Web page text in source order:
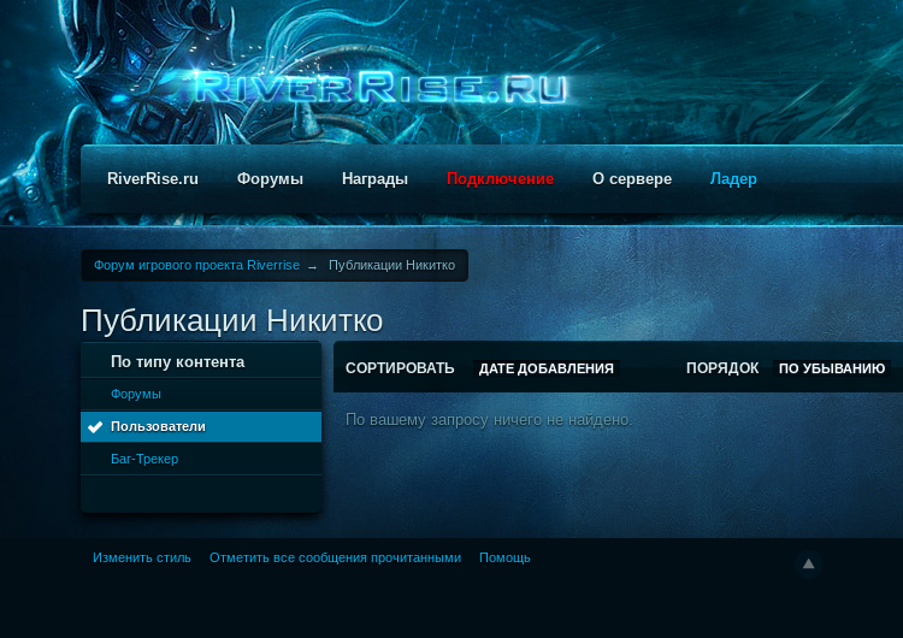
RiverRise.ru Форумы Награды Подключение О сервере Ладер
Форум игрового проекта Riverrise → Публикации Никитко
Публикации Никитко
По типу контента
Форумы
Пользователи
Баг-Трекер
СОРТИРОВАТЬ ДАТЕ ДОБАВЛЕНИЯ ПОРЯДОК ПО УБЫВАНИЮ
По вашему запросу ничего не найдено.
Изменить стиль Отметить все сообщения прочитанными Помощь